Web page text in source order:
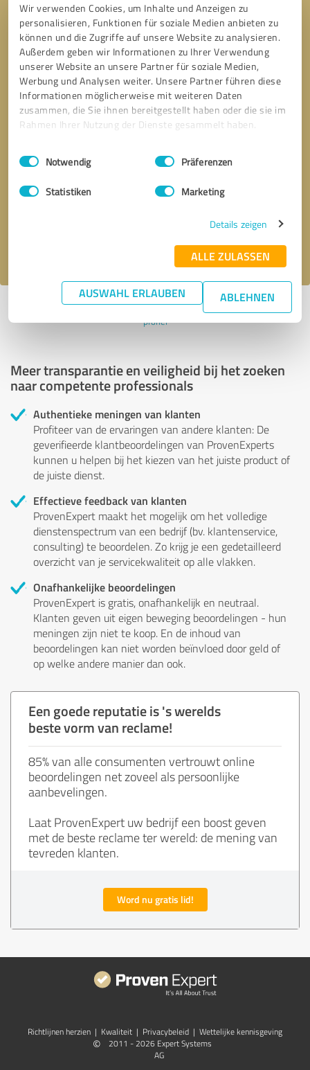
Wir verwenden Cookies, um Inhalte und Anzeigen zu
personalisieren, Funktionen für soziale Medien anbieten zu
können und die Zugriffe auf unsere Website zu analysieren.
Außerdem geben wir Informationen zu Ihrer Verwendung
unserer Website an unsere Partner für soziale Medien,
Werbung und Analysen weiter. Unsere Partner führen diese
Informationen möglicherweise mit weiteren Daten
zusammen, die Sie ihnen bereitgestellt haben oder die sie im
Rahmen Ihrer Nutzung der Dienste gesammelt haben.
Impressum Datenschutzbestimmungen
Einwilligungsauswahl
Notwendig Präferenzen
Statistiken Marketing
Details zeigen
ALLE ZULASSEN
AUSWAHL ERLAUBEN ABLEHNEN
Profiel actief sinds 01.08.2024 |Laatst bijgewerkt: 01.08.2024
Verslag
profiel
Meer transparantie en veiligheid bij het zoeken
naar competente professionals
Authentieke meningen van klanten
Profiteer van de ervaringen van andere klanten: De
geverifieerde klantbeoordelingen van ProvenExperts
kunnen u helpen bij het kiezen van het juiste product of
de juiste dienst.
Effectieve feedback van klanten
ProvenExpert maakt het mogelijk om het volledige
dienstenspectrum van een bedrijf (bv. klantenservice,
consulting) te beoordelen. Zo krijg je een gedetailleerd
overzicht van je servicekwaliteit op alle vlakken.
Onafhankelijke beoordelingen
ProvenExpert is gratis, onafhankelijk en neutraal.
Klanten geven uit eigen beweging beoordelingen - hun
meningen zijn niet te koop. En de inhoud van
beoordelingen kan niet worden beïnvloed door geld of
op welke andere manier dan ook.
Een goede reputatie is 's werelds
beste vorm van reclame!
85% van alle consumenten vertrouwt online
beoordelingen net zoveel als persoonlijke
aanbevelingen.
Laat ProvenExpert uw bedrijf een boost geven
met de beste reclame ter wereld: de mening van
tevreden klanten.
Word nu gratis lid!
Richtlijnen herzien | Kwaliteit | Privacybeleid | Wettelijke kennisgeving
©
2011 - 2026 Expert Systems
AG